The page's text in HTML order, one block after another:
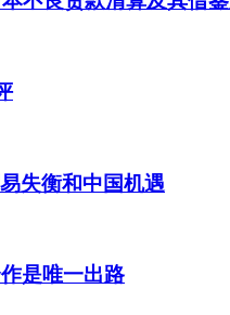
失衡和中国机遇
是唯一出路